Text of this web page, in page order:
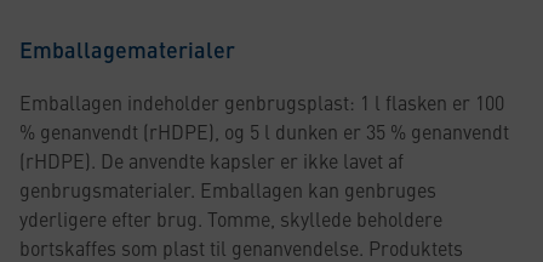
Emballagematerialer
Emballagen indeholder genbrugsplast: 1 l flasken er 100
% genanvendt (rHDPE), og 5 l dunken er 35 % genanvendt
(rHDPE). De anvendte kapsler er ikke lavet af
genbrugsmaterialer. Emballagen kan genbruges
yderligere efter brug. Tomme, skyllede beholdere
bortskaffes som plast til genanvendelse. Produktets